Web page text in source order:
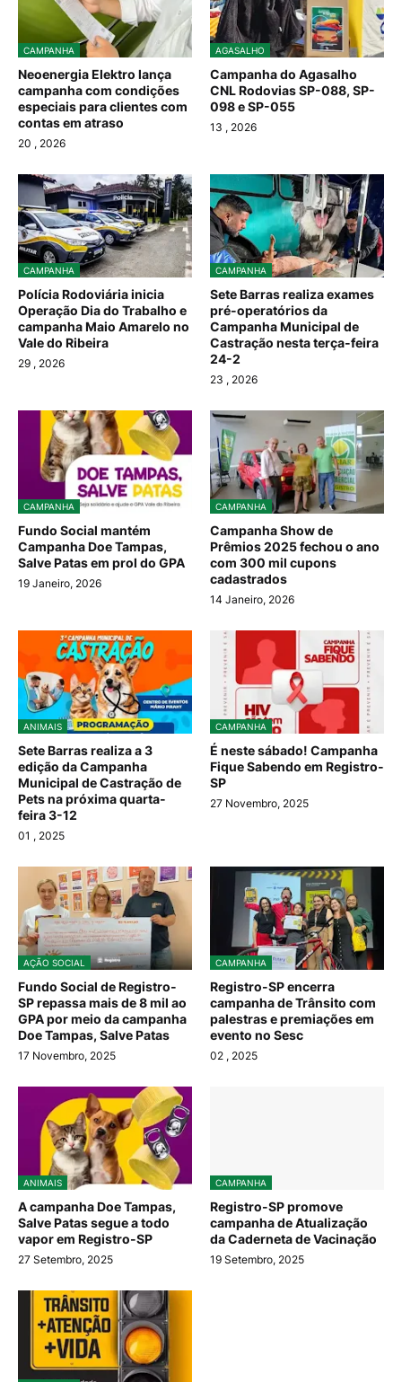
CAMPANHA
Neoenergia Elektro lança
campanha com condições
especiais para clientes com
contas em atraso
20 , 2026
AGASALHO
Campanha do Agasalho
CNL Rodovias SP-088, SP-
098 e SP-055
13 , 2026
CAMPANHA
Polícia Rodoviária inicia
Operação Dia do Trabalho e
campanha Maio Amarelo no
Vale do Ribeira
29 , 2026
CAMPANHA
Sete Barras realiza exames
pré-operatórios da
Campanha Municipal de
Castração nesta terça-feira
24-2
23 , 2026
CAMPANHA
Fundo Social mantém
Campanha Doe Tampas,
Salve Patas em prol do GPA
19 Janeiro, 2026
CAMPANHA
Campanha Show de
Prêmios 2025 fechou o ano
com 300 mil cupons
cadastrados
14 Janeiro, 2026
ANIMAIS
Sete Barras realiza a 3
edição da Campanha
Municipal de Castração de
Pets na próxima quarta-
feira 3-12
01 , 2025
CAMPANHA
É neste sábado! Campanha
Fique Sabendo em Registro-
SP
27 Novembro, 2025
AÇÃO SOCIAL
Fundo Social de Registro-
SP repassa mais de 8 mil ao
GPA por meio da campanha
Doe Tampas, Salve Patas
17 Novembro, 2025
CAMPANHA
Registro-SP encerra
campanha de Trânsito com
palestras e premiações em
evento no Sesc
02 , 2025
ANIMAIS
A campanha Doe Tampas,
Salve Patas segue a todo
vapor em Registro-SP
27 Setembro, 2025
CAMPANHA
Registro-SP promove
campanha de Atualização
da Caderneta de Vacinação
19 Setembro, 2025